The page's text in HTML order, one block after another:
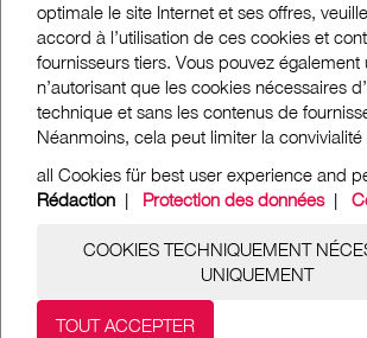
optimale le site Internet et ses offres,
accord à l’utilisation de ces cookies et
fournisseurs tiers. Vous pouvez également
n’autorisant que les cookies nécessaires
technique et sans les contenus de
Néanmoins, cela peut limiter la convivialité
all Cookies für best user experience and
Rédaction | Protection des données|
COOKIES TECHNIQUEMENT
UNIQUEMENT
TOUT ACCEPTER